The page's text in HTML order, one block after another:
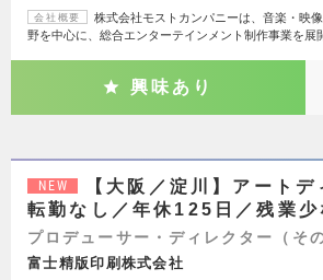
会社概要
株式会社モストカンパニーは、音楽・映
野を中心に、総合エンターテインメント制作事業を展
興味あり
NEW
【大阪／淀川】アート
転勤なし／年休125日／残業
プロデューサー・ディレクター（その
富士精版印刷株式会社